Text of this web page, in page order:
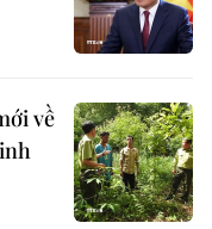
về